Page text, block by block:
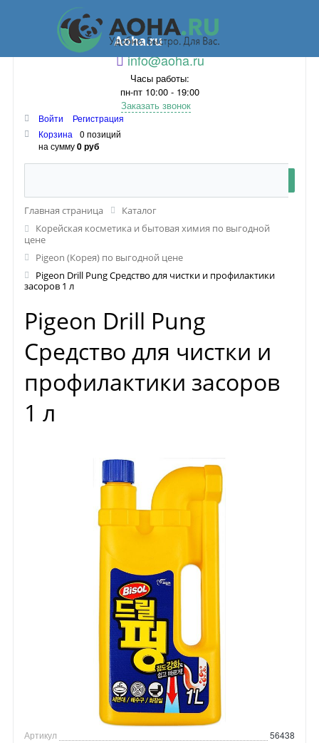
Aoha.ru
info@aoha.ru
Часы работы:
пн-пт 10:00 - 19:00
Заказать звонок
Войти
Регистрация
Корзина
0 позиций
на сумму0 руб
Главная страница
Каталог
Корейская косметика и бытовая химия по выгодной
цене
Pigeon (Корея) по выгодной цене
Pigeon Drill Pung Средство для чистки и профилактики
засоров 1 л
Pigeon Drill Pung
Средство для чистки и
профилактики засоров
1 л
Артикул
56438